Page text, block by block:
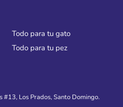
Todo para tu gato
Todo para tu pez
#13, Los Prados, Santo Domingo.